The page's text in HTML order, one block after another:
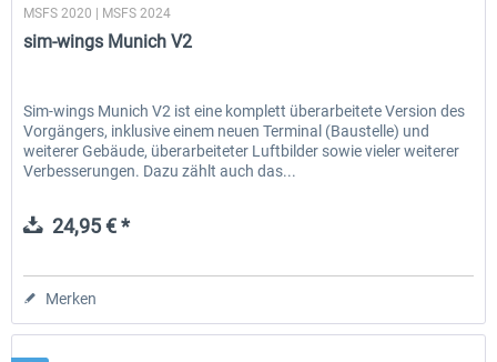
MSFS 2020 | MSFS 2024
sim-wings Munich V2
Sim-wings Munich V2 ist eine komplett überarbeitete Version des
Vorgängers, inklusive einem neuen Terminal (Baustelle) und
weiterer Gebäude, überarbeiteter Luftbilder sowie vieler weiterer
Verbesserungen. Dazu zählt auch das...
24,95 € *
Merken